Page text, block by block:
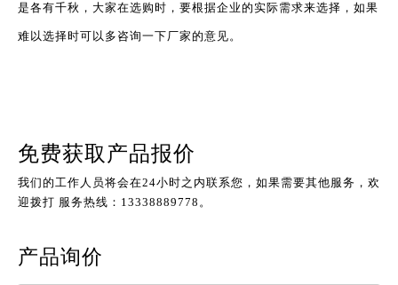
是各有千秋，大家在选购时，要根据企业的实际需求来选择，如果
难以选择时可以多咨询一下厂家的意见。
免费获取产品报价
我们的工作人员将会在24小时之内联系您，如果需要其他服务，欢
迎拨打 服务热线：13338889778。
产品询价